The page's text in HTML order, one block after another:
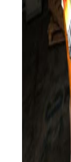
3. 通过控制摩
4. 赢得比赛后
【极限摩托3正
1. 多种游戏模
模式，满足不同玩
2. 丰富的道具
加自己的速度、防
3. 摩托车升级